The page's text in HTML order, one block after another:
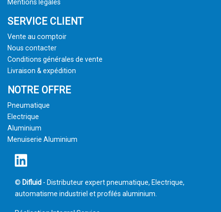
Mentions légales
SERVICE CLIENT
Vente au comptoir
Nous contacter
Conditions générales de vente
Livraison & expédition
NOTRE OFFRE
Pneumatique
Electrique
Aluminium
Menuiserie Aluminium
© Difluid - Distributeur expert pneumatique, Electrique,
automatisme industriel et profilés aluminium.